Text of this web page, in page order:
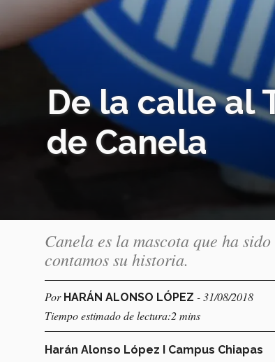
De la calle al
de Canela
Canela es la mascota que ha
contamos su historia.
Por HARÁN ALONSO LÓPEZ - 31/08/2018
Tiempo estimado de lectura:2 mins
Harán Alonso López I Campus Chiapas